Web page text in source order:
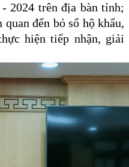
2024 trên địa bàn tỉnh;
đến bỏ sổ hộ khẩu,
hiện tiếp nhận, giải